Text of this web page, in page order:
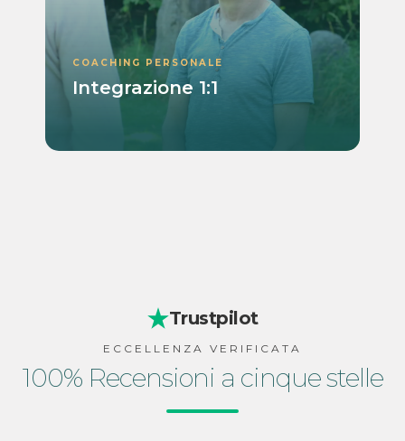
COACHING PERSONALE
Integrazione 1:1
Trustpilot
ECCELLENZA VERIFICATA
100% Recensioni a cinque stelle